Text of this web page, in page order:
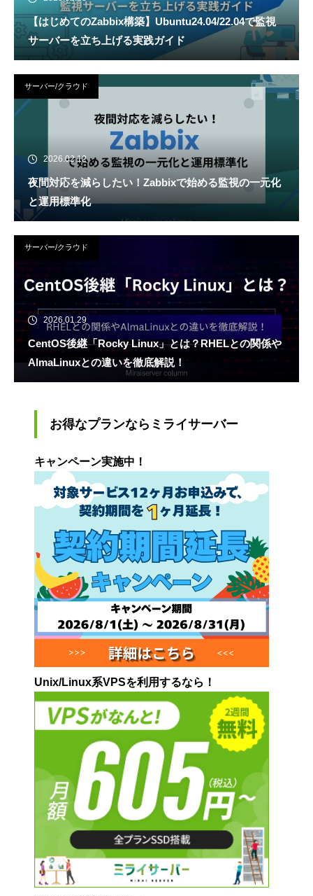
【はじめてのZabbix構築】Ubuntu24.04/22.04で監視
サーバーを立ち上げる実践ガイド
サーバー/クラウド
2026.02.12
夜間対応を減らしたい！Zabbixで始める監視の一元化
と運用標準化
サーバー/クラウド
2026.01.29
CentOS後継「Rocky Linux」とは？RHELとの関係や
AlmaLinuxとの違いを徹底解説！
お得なプランならミライサーバー
キャンペーン実施中！
Unix/Linux系VPSを利用するなら！